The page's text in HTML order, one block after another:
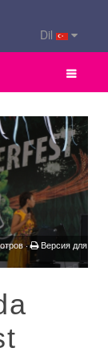
Dil
·
Версия для